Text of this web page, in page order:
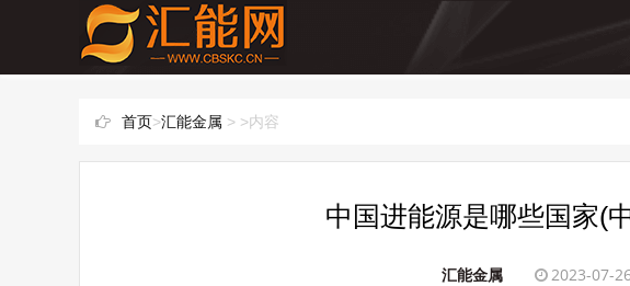
首页>汇能金属 > >内容
中国进能源是哪些国家(
汇能金属 2023-07-